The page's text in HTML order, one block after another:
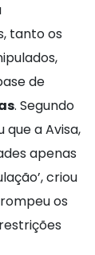
tanto os
de
. Segundo
que a Avisa,
apenas
criou
os